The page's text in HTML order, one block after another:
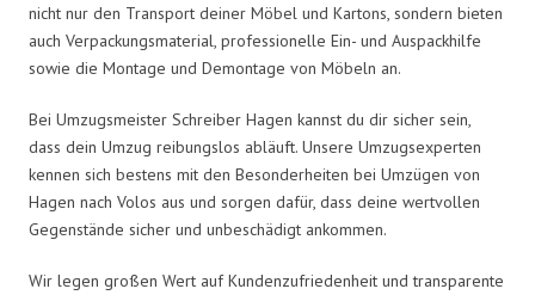
nicht nur den Transport deiner Möbel und Kartons, sondern bieten
auch Verpackungsmaterial, professionelle Ein- und Auspackhilfe
sowie die Montage und Demontage von Möbeln an.
Bei Umzugsmeister Schreiber Hagen kannst du dir sicher sein,
dass dein Umzug reibungslos abläuft. Unsere Umzugsexperten
kennen sich bestens mit den Besonderheiten bei Umzügen von
Hagen nach Volos aus und sorgen dafür, dass deine wertvollen
Gegenstände sicher und unbeschädigt ankommen.
Wir legen großen Wert auf Kundenzufriedenheit und transparente